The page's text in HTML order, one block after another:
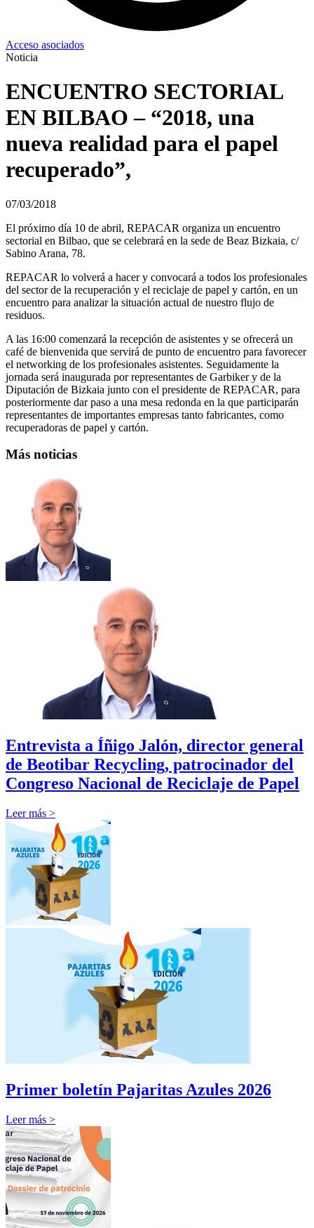
Acceso asociados
Noticia
ENCUENTRO SECTORIAL
EN BILBAO – “2018, una
nueva realidad para el papel
recuperado”,
07/03/2018
El próximo día 10 de abril, REPACAR organiza un encuentro
sectorial en Bilbao, que se celebrará en la sede de Beaz Bizkaia, c/
Sabino Arana, 78.
REPACAR lo volverá a hacer y convocará a todos los profesionales
del sector de la recuperación y el reciclaje de papel y cartón, en un
encuentro para analizar la situación actual de nuestro flujo de
residuos.
A las 16:00 comenzará la recepción de asistentes y se ofrecerá un
café de bienvenida que servirá de punto de encuentro para favorecer
el networking de los profesionales asistentes. Seguidamente la
jornada será inaugurada por representantes de Garbiker y de la
Diputación de Bizkaia junto con el presidente de REPACAR, para
posteriormente dar paso a una mesa redonda en la que participarán
representantes de importantes empresas tanto fabricantes, como
recuperadoras de papel y cartón.
Más noticias
Entrevista a Íñigo Jalón, director general
de Beotibar Recycling, patrocinador del
Congreso Nacional de Reciclaje de Papel
Leer más >
Primer boletín Pajaritas Azules 2026
Leer más >